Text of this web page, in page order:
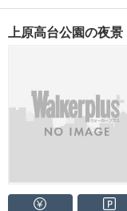
上原高台公園の夜景